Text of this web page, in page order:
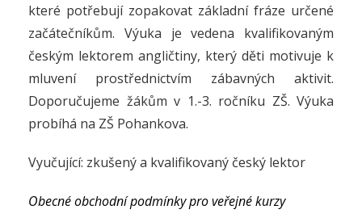
které potřebují zopakovat základní fráze určené
začátečníkům. Výuka je vedena kvalifikovaným
českým lektorem angličtiny, který děti motivuje k
mluvení prostřednictvím zábavných aktivit.
Doporučujeme žákům v 1.-3. ročníku ZŠ. Výuka
probíhá na ZŠ Pohankova.
Vyučující: zkušený a kvalifikovaný český lektor
Obecné obchodní podmínky pro veřejné kurzy